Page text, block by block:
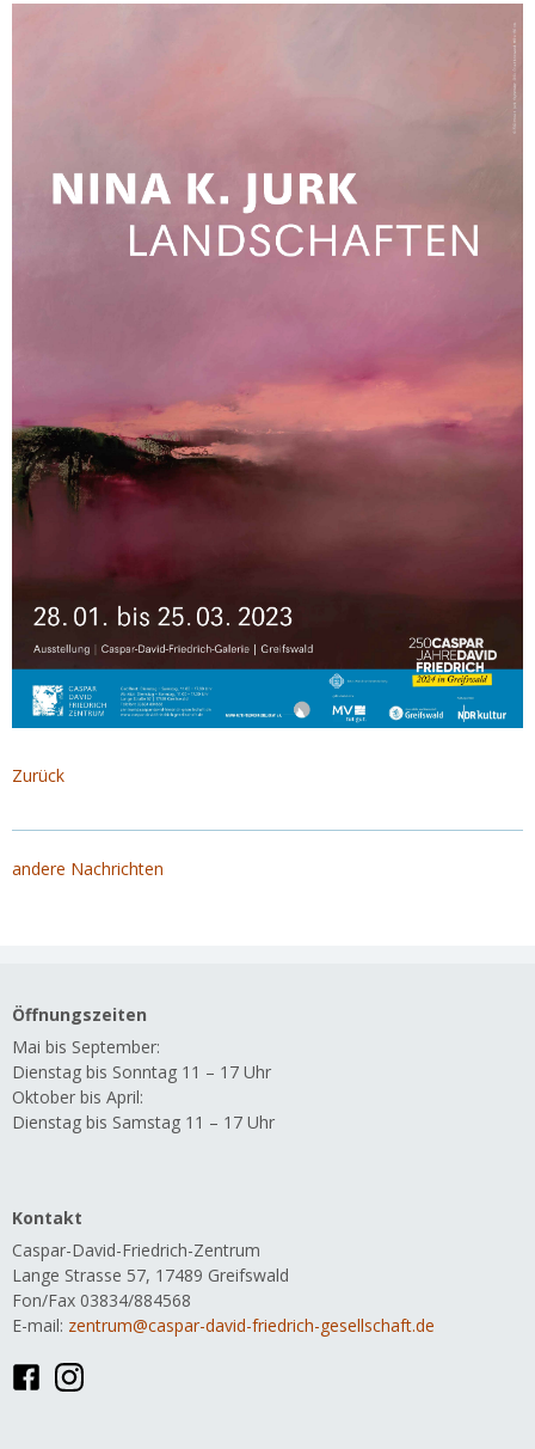
Zurück
andere Nachrichten
Öffnungszeiten
Mai bis September:
Dienstag bis Sonntag 11 – 17 Uhr
Oktober bis April:
Dienstag bis Samstag 11 – 17 Uhr
Kontakt
Caspar-David-Friedrich-Zentrum
Lange Strasse 57, 17489 Greifswald
Fon/Fax 03834/884568
E-mail: zentrum@caspar-david-friedrich-gesellschaft.de